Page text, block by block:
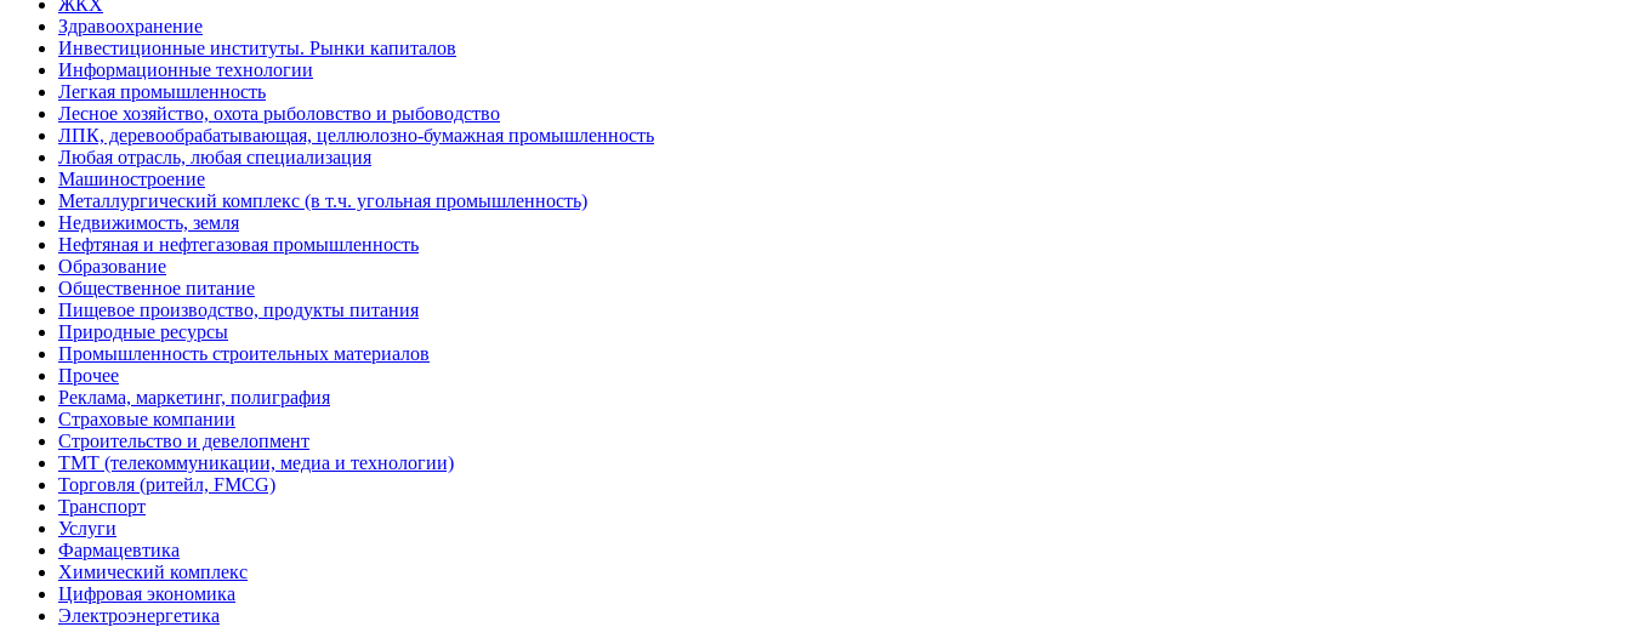
Здравоохранение
Инвестиционные институты. Рынки капиталов
Информационные технологии
Легкая промышленность
Лесное хозяйство, охота рыболовство и рыбоводство
ЛПК, деревообрабатывающая, целлюлозно-бумажная промышленность
Любая отрасль, любая специализация
Машиностроение
Металлургический комплекс (в т.ч. угольная промышленность)
Недвижимость, земля
Нефтяная и нефтегазовая промышленность
Образование
Общественное питание
Пищевое производство, продукты питания
Природные ресурсы
Промышленность строительных материалов
Прочее
Реклама, маркетинг, полиграфия
Страховые компании
Строительство и девелопмент
ТМТ (телекоммуникации, медиа и технологии)
Торговля (ритейл, FMCG)
Транспорт
Услуги
Фармацевтика
Химический комплекс
Цифровая экономика
Электроэнергетика